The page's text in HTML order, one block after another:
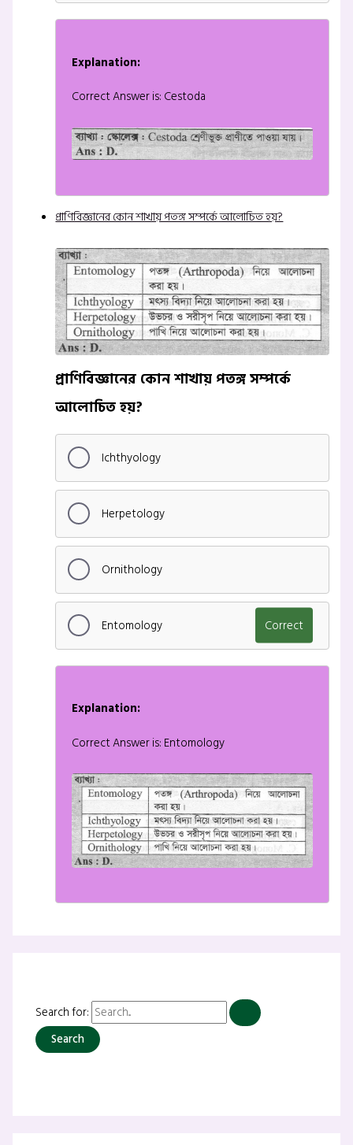
Explanation:
Correct Answer is: Cestoda
প্রাণিবিজ্ঞানের কোন শাখায় পতঙ্গ সম্পর্কে আলোচিত হয়?
প্রাণিবিজ্ঞানের কোন শাখায় পতঙ্গ সম্পর্কে
আলোচিত হয়?
Ichthyology
Herpetology
Ornithology
Entomology Correct
Explanation:
Correct Answer is: Entomology
Search for: